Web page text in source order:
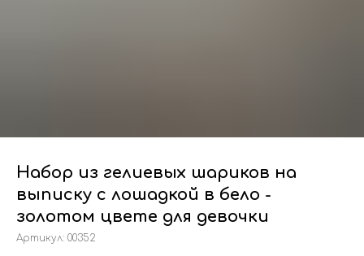
Набор из гелиевых шариков на
выписку с лошадкой в бело -
золотом цвете для девочки
Артикул: 00352